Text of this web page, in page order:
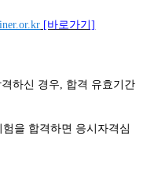
[바로가기]
하신 경우, 합격 유효기간
합격하면 응시자격심